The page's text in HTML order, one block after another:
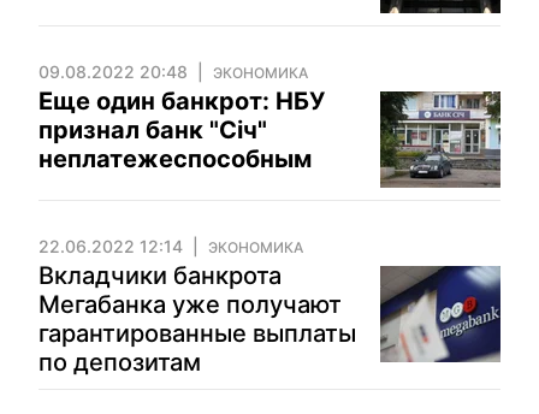
09.08.2022 20:48 ЭКОНОМИКА
Еще один банкрот: НБУ
признал банк "Січ"
неплатежеспособным
22.06.2022 12:14 ЭКОНОМИКА
Вкладчики банкрота
Мегабанка уже получают
гарантированные выплаты
по депозитам